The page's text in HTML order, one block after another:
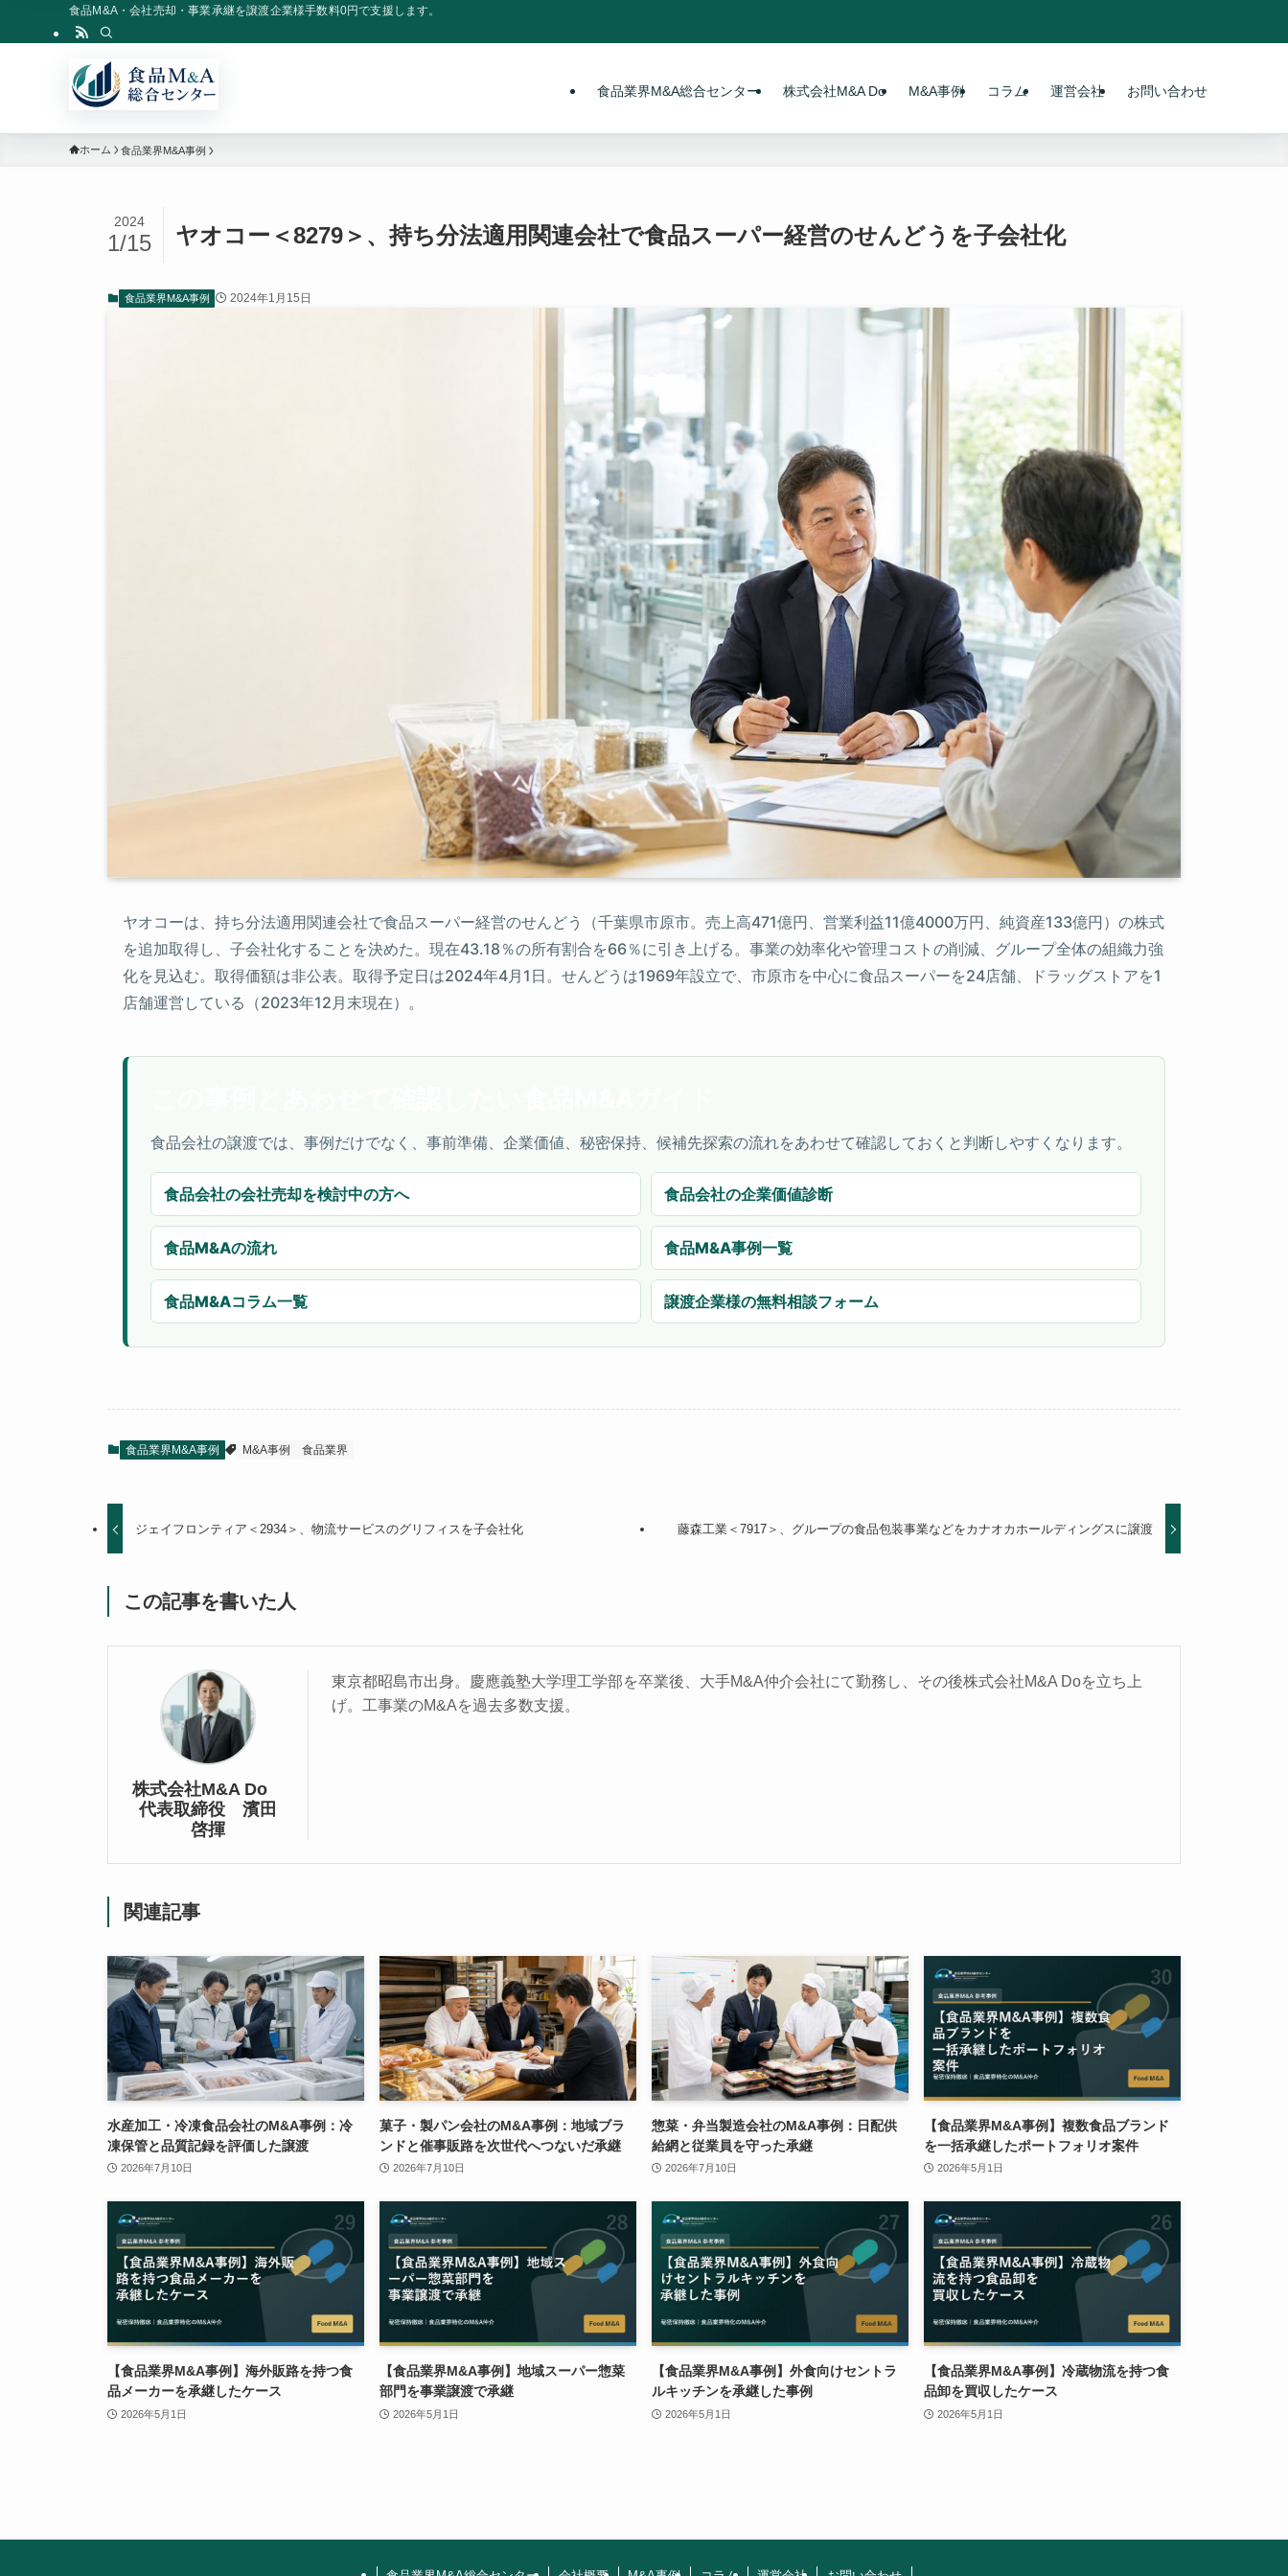
食品M&A・会社売却・事業承継を譲渡企業様手数料0円で支援します。
食品業界M&A総合センター 株式会社M&A Do M&A事例 コラム 運営会社 お問い合わせ
ホーム 食品業界M&A事例
ヤオコー＜8279＞、持ち分法適用関連会社で食品スーパー経営のせんどうを子会社化
2024
1/15
食品業界M&A事例 2024年1月15日
ヤオコーは、持ち分法適用関連会社で食品スーパー経営のせんどう（千葉県市原市。売上高471億円、営業利益11億4000万円、純資産133億円）の株式
を追加取得し、子会社化することを決めた。現在43.18％の所有割合を66％に引き上げる。事業の効率化や管理コストの削減、グループ全体の組織力強
化を見込む。取得価額は非公表。取得予定日は2024年4月1日。せんどうは1969年設立で、市原市を中心に食品スーパーを24店舗、ドラッグストアを1
店舗運営している（2023年12月末現在）。
食品会社の譲渡では、事例だけでなく、事前準備、企業価値、秘密保持、候補先探索の流れをあわせて確認しておくと判断しやすくなります。
食品会社の会社売却を検討中の方へ 食品会社の企業価値診断
食品M&Aの流れ 食品M&A事例一覧
食品M&Aコラム一覧 譲渡企業様の無料相談フォーム
食品業界M&A事例 M&A事例 食品業界
ジェイフロンティア＜2934＞、物流サービスのグリフィスを子会社化 藤森工業＜7917＞、グループの食品包装事業などをカナオカホールディングスに譲渡
この記事を書いた人
株式会社M&A Do
代表取締役 濱田
啓揮
東京都昭島市出身。慶應義塾大学理工学部を卒業後、大手M&A仲介会社にて勤務し、その後株式会社M&A Doを立ち上
げ。工事業のM&Aを過去多数支援。
関連記事
水産加工・冷凍食品会社のM&A事例：冷
凍保管と品質記録を評価した譲渡
2026年7月10日
菓子・製パン会社のM&A事例：地域ブラ
ンドと催事販路を次世代へつないだ承継
2026年7月10日
惣菜・弁当製造会社のM&A事例：日配供
給網と従業員を守った承継
2026年7月10日
【食品業界M&A事例】複数食品ブランド
を一括承継したポートフォリオ案件
2026年5月1日
【食品業界M&A事例】海外販路を持つ食
品メーカーを承継したケース
2026年5月1日
【食品業界M&A事例】地域スーパー惣菜
部門を事業譲渡で承継
2026年5月1日
【食品業界M&A事例】外食向けセントラ
ルキッチンを承継した事例
2026年5月1日
【食品業界M&A事例】冷蔵物流を持つ食
品卸を買収したケース
2026年5月1日